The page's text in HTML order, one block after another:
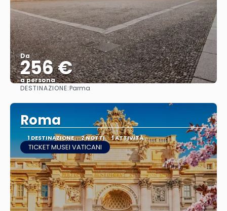
Da
256 €
a persona
DESTINAZIONE:Parma
Roma
1 DESTINAZIONE 2 NOTTI 1 ATTIVITÀ
TICKET MUSEI VATICANI